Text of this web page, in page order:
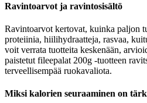
Ravintoarvot ja ravintosisältö
Ravintoarvot kertovat, kuinka paljon
proteiinia, hiilihydraatteja, rasvaa,
voit verrata tuotteita keskenään,
paistetut fileepalat 200g -tuotteen
terveellisempää ruokavaliota.
Miksi kalorien seuraaminen on